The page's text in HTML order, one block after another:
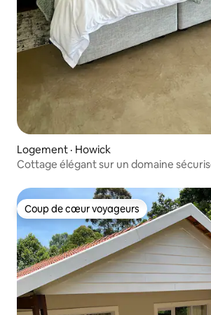
Logement · Howick
Cottage élégant sur un domaine
Coup de cœur voyageurs
Coup de cœur voyageurs